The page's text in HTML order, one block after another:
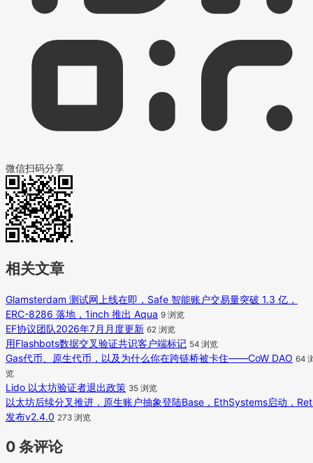
微信扫码分享
相关文章
Glamsterdam 测试网上线在即，Safe 智能账户交易量突破 1.3 亿，
ERC-8286 落地，1inch 推出 Aqua 9 浏览
EF协议团队2026年7月月度更新 62 浏览
用Flashbots数据交叉验证共识客户端标记 54 浏览
Gas代币、原生代币，以及为什么你在跨链桥被卡住——CoW DAO 64
览
Lido 以太坊验证者退出政策 35 浏览
以太坊后续分叉推进，原生账户抽象登陆Base，EthSystems启动，
发布v2.4.0 273 浏览
0 条评论